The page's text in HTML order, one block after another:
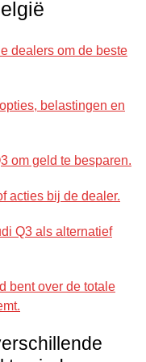
dealers om de beste
belastingen en
om geld te besparen.
acties bij de dealer.
Q3 als alternatief
bent over de totale